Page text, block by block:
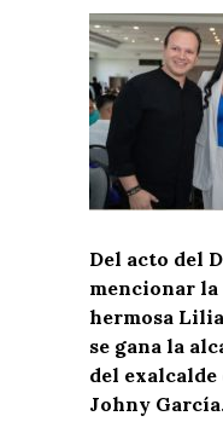
Del acto del
mencionar
hermosa
se gana la
del
Johny